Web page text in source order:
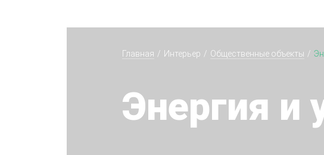
Главная Интерьер Общественные объекты
Энергия и